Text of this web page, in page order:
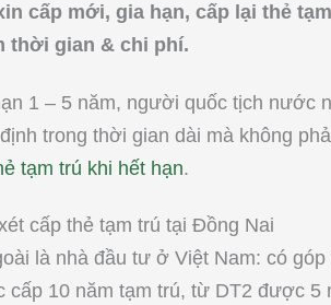
cấp mới, gia hạn, cấp lại thẻ
thời gian & chi phí.
1 – 5 năm, người quốc tịch nước
trong thời gian dài mà không
tạm trú khi hết hạn.
cấp thẻ tạm trú tại Đồng Nai
là nhà đầu tư ở Việt Nam: có góp
cấp 10 năm tạm trú, từ DT2 được 5